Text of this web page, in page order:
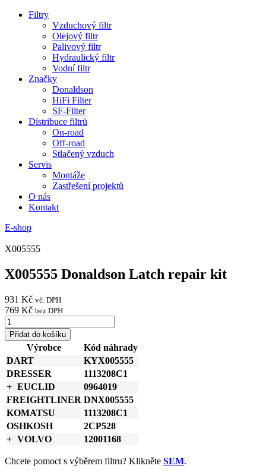
Filtry
Vzduchový filtr
Olejový filtr
Palivový filtr
Hydraulický filtr
Vodní filtr
Značky
Donaldson
HiFi Filter
SF-Filter
Distribuce filtrů
On-road
Off-road
Stlačený vzduch
Servis
Montáže
Zastřešení projektů
O nás
Kontakt
E-shop
X005555
X005555 Donaldson Latch repair kit
931 Kč vč. DPH
769 Kč bez DPH
X005555
Donaldson
Latch
kit
množství
Přidat do košíku
Výrobce
Kód náhrady
DART
KYX005555
DRESSER
1113208C1
EUCLID
0964019
FREIGHTLINER DNX005555
KOMATSU
1113208C1
OSHKOSH
2CP528
VOLVO
12001168
Chcete pomoct s výběrem filtru? Klikněte SEM.